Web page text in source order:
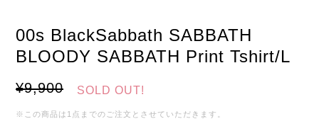
00s BlackSabbath SABBATH
BLOODY SABBATH Print Tshirt/L
¥9,900 SOLD OUT!
※この商品は1点までのご注文とさせていただきます。